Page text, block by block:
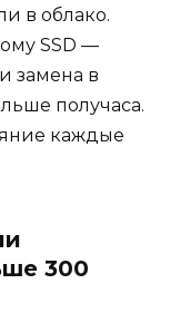
в облако.
SSD —
замена в
получаса.
каждые
300